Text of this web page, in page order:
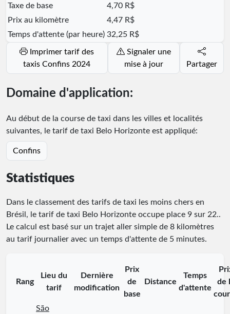
Taxe de base
4,70 R$
Prix au kilomètre
4,47 R$
Temps d'attente (par heure) 32,25 R$
taxis Confins 2024
Signaler une
mise à jour
Partager
Domaine d'application:
Au début de la course de taxi dans les villes et localités
suivantes, le tarif de taxi Belo Horizonte est appliqué:
Confins
Statistiques
Dans le classement des tarifs de taxi les moins chers en
Brésil, le tarif de taxi Belo Horizonte occupe place 9 sur 22..
Le calcul est basé sur un trajet aller simple de 8 kilomètres
au tarif journalier avec un temps d'attente de 5 minutes.
Rang
Lieu du
tarif
Dernière
modification
Prix
de
base
Distance
Temps
d'attente
de
São